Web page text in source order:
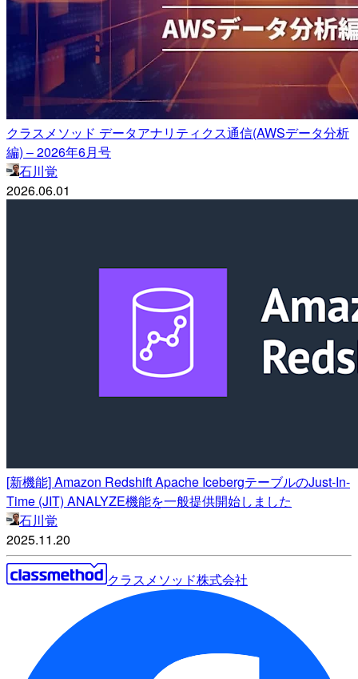
クラスメソッド データアナリティクス通信(AWSデータ分析
編) – 2026年6月号
石川覚
2026.06.01
[新機能] Amazon Redshift Apache IcebergテーブルのJust-In-
Time (JIT) ANALYZE機能を一般提供開始しました
石川覚
2025.11.20
クラスメソッド株式会社